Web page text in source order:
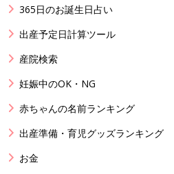
365日のお誕生日占い
出産予定日計算ツール
産院検索
妊娠中のOK・NG
赤ちゃんの名前ランキング
出産準備・育児グッズランキング
お金